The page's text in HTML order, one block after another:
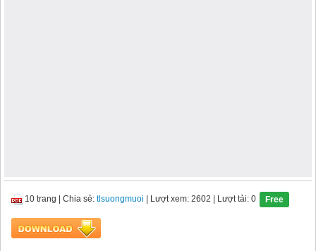
10 trang Chia sẻ: tlsuongmuoi | Lượt xem: 2602 | Lượt tải: 0 Free